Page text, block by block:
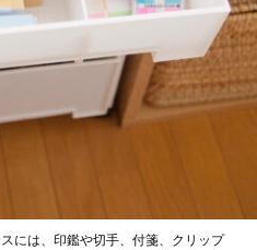
には、印鑑や切手、付箋、クリップ